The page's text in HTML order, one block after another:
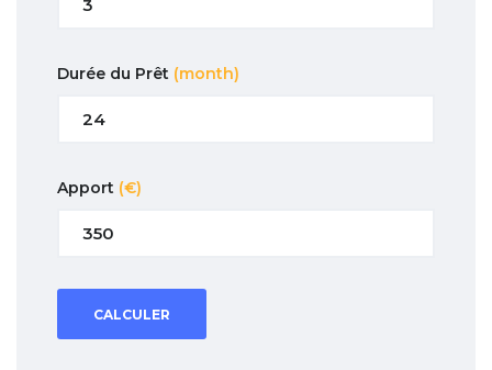
Durée du Prêt (month)
Apport (€)
CALCULER